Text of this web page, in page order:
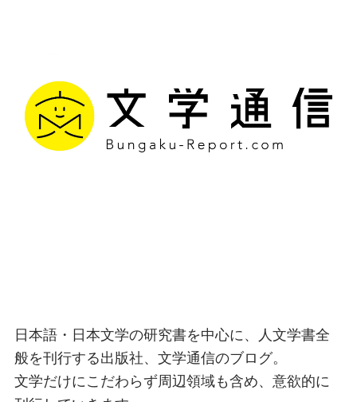
日本語・日本文学の研究書を中心に、人文学書全
般を刊行する出版社、文学通信のブログ。
文学だけにこだわらず周辺領域も含め、意欲的に